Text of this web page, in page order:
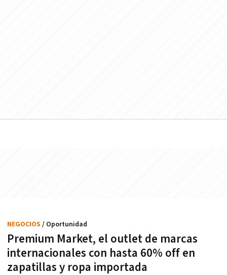
Premium Market, el outlet de marcas
internacionales con hasta 60% off en
zapatillas y ropa importada
NEGOCIOS / Oportunidad